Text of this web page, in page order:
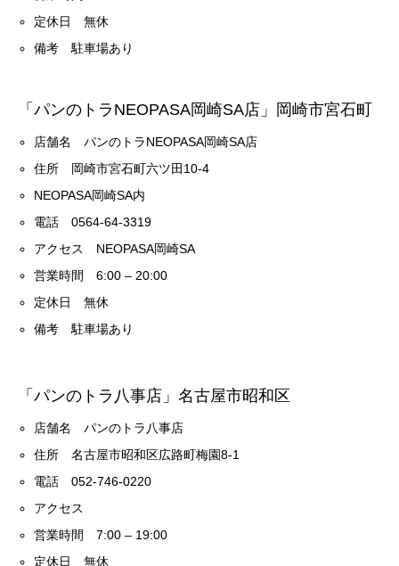
定休日 無休
備考 駐車場あり
「パンのトラNEOPASA岡崎SA店」岡崎市宮石町
店舗名 パンのトラNEOPASA岡崎SA店
住所 岡崎市宮石町六ツ田10-4
NEOPASA岡崎SA内
電話 0564-64-3319
アクセス NEOPASA岡崎SA
営業時間 6:00 – 20:00
定休日 無休
備考 駐車場あり
「パンのトラ八事店」名古屋市昭和区
店舗名 パンのトラ八事店
住所 名古屋市昭和区広路町梅園8-1
電話 052-746-0220
アクセス
営業時間 7:00 – 19:00
定休日 無休